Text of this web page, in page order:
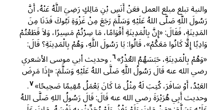
والنية تبلغ مبلغ العمل فعَنْ أَنَسِ بْنِ مَالِكٍ رَضِيَ اللَّهُ عَنْهُ، أَنَّ
رَسُولَ اللَّهِ صَلَّى اللهُ عَلَيْهِ وَسَلَّمَ رَجَعَ مِنْ غَزْوَةِ تَبُوكَ فَدَنَا مِنَ
المَدِينَةِ، فَقَالَ: «إِنَّ بِالْمَدِينَةِ أَقْوَامًا، مَا سِرْتُمْ مَسِيرًا، وَلاَ قَطَعْتُمْ
وَادِيًا إِلَّا كَانُوا مَعَكُمْ»، قَالُوا: يَا رَسُولَ اللَّهِ، وَهُمْ بِالْمَدِينَةِ؟ قَالَ:
«وَهُمْ بِالْمَدِينَةِ، حَبَسَهُمُ العُذْرُ»٦. وحديث أبي موسى الأشعري
رضي الله عنه قَالَ رَسُولُ اللَّهِ صَلَّى اللهُ عَلَيْهِ وَسَلَّمَ: «إِذَا مَرِضَ
العَبْدُ، أَوْ سَافَرَ، كُتِبَ لَهُ مِثْلُ مَا كَانَ يَعْمَلُ مُقِيمًا صَحِيحًا»٧.
وحديث أَبِي هُرَيْرَةَ رضي الله عنه قَالَ: قَالَ رَسُولُ اللهِ صَلَّى اللهُ